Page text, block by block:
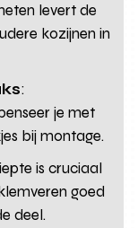
levert de
kozijnen in
:
je met
bij montage.
is cruciaal
goed
deel.